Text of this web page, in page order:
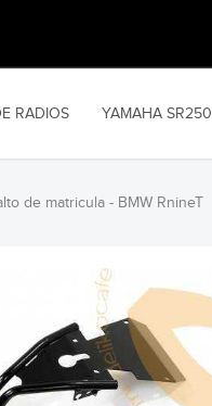
RADIOS YAMAHA SR250
de matricula - BMW RnineT